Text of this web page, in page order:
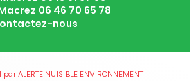
06 46 70 65 78
nous
ALERTE NUISIBLE ENVIRONNEMENT